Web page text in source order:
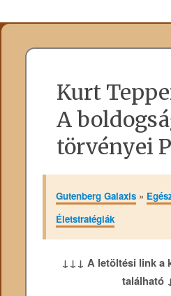
Kurt
A
törvényei
Gutenberg Galaxis»
Életstratégiák
↓↓↓ A letöltési link a
található